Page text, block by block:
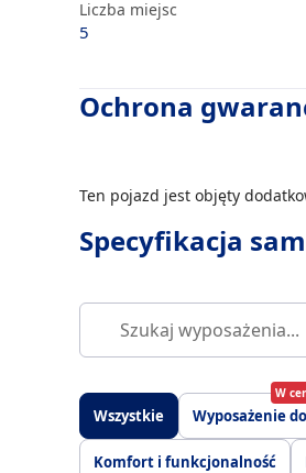
Liczba miejsc
5
Ochrona
Ten pojazd jest objęty
Specyfikacja
Wszystkie Wyposażenie
W
Komfort i funkcjonalność